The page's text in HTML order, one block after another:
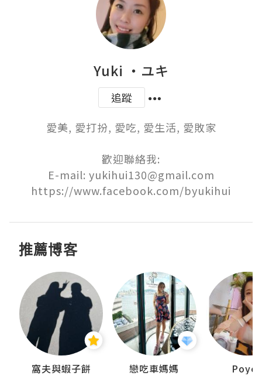
Yuki ‧ユキ
追蹤
愛美, 愛打扮, 愛吃, 愛生活, 愛敗家
歡迎聯絡我:
E-mail: yukihui130@gmail.com
推薦博客
窩夫與蝦子餅 戀吃車媽媽